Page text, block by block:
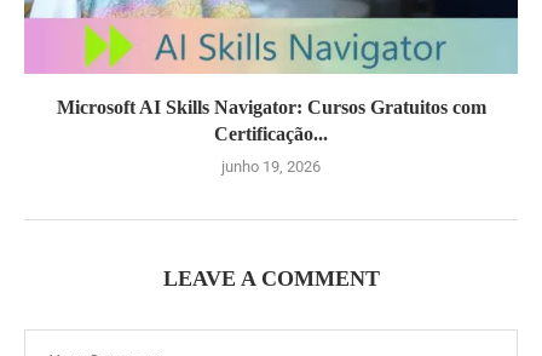
Microsoft AI Skills Navigator: Cursos Gratuitos com
Certificação...
junho 19, 2026
LEAVE A COMMENT